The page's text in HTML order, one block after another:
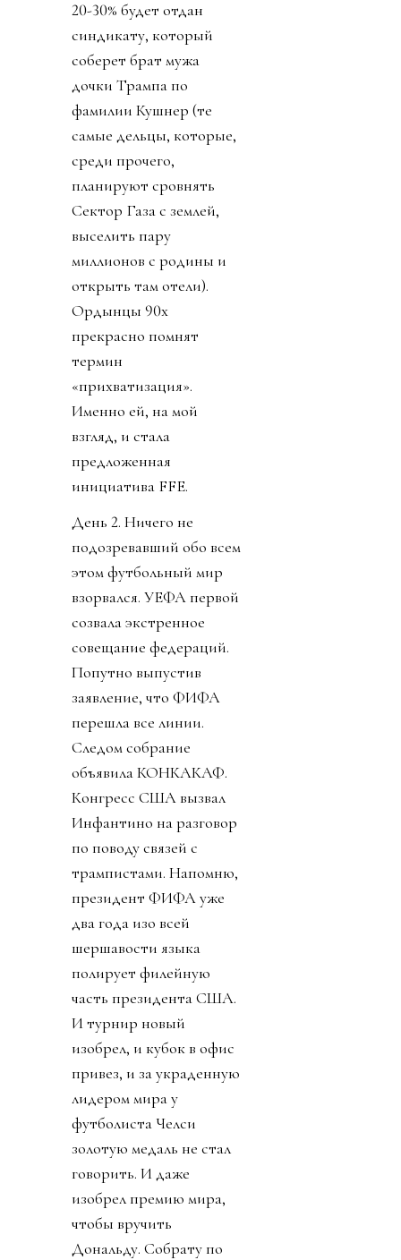
20-30% будет отдан
синдикату, который
соберет брат мужа
дочки Трампа по
фамилии Кушнер (те
самые дельцы, которые,
среди прочего,
планируют сровнять
Сектор Газа с землей,
выселить пару
миллионов с родины и
открыть там отели).
Ордынцы 90х
прекрасно помнят
термин
«прихватизация».
Именно ей, на мой
взгляд, и стала
предложенная
инициатива FFE.
День 2. Ничего не
подозревавший обо всем
этом футбольный мир
взорвался. УЕФА первой
созвала экстренное
совещание федераций.
Попутно выпустив
заявление, что ФИФА
перешла все линии.
Следом собрание
объявила КОНКАКАФ.
Конгресс США вызвал
Инфантино на разговор
по поводу связей с
трампистами. Напомню,
президент ФИФА уже
два года изо всей
шершавости языка
полирует филейную
часть президента США.
И турнир новый
изобрел, и кубок в офис
привез, и за украденную
лидером мира у
футболиста Челси
золотую медаль не стал
говорить. И даже
изобрел премию мира,
чтобы вручить
Дональду. Собрату по